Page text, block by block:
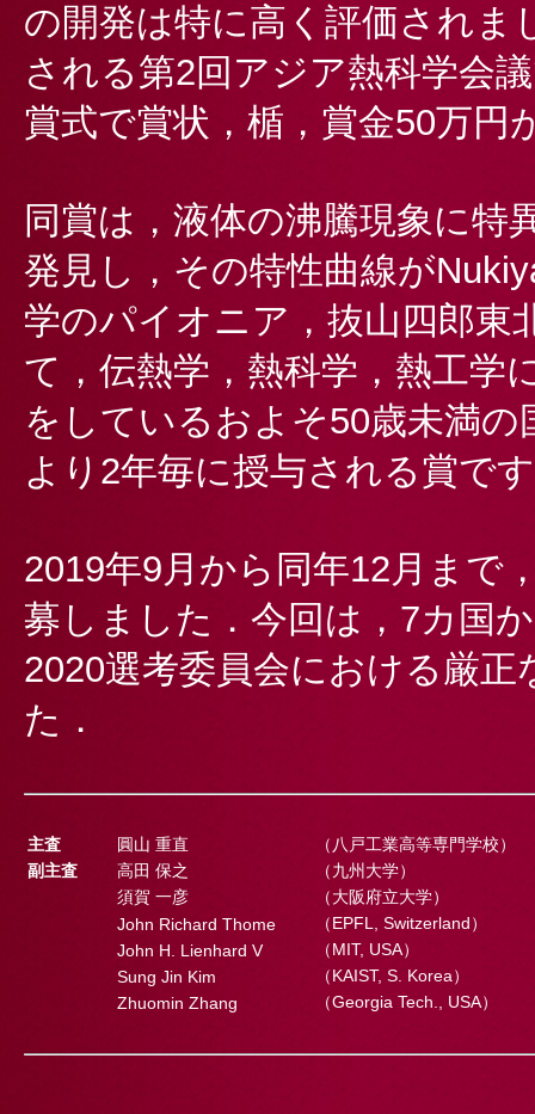
の開発は特に高く評価されま
される第2回アジア熱科学会
賞式で賞状，楯，賞金50万円
同賞は，液体の沸騰現象に
発見し，その特性曲線が
学のパイオニア，抜山四郎東
て，伝熱学，熱科学，熱工学
をしているおよそ50歳未満
より2年毎に授与される賞で
2019年9月から同年12月まで
募しました．今回は，7カ国
2020選考委員会における厳
た．
主査 圓山 重直
（八戸工業高等専門学校）
副主査
高田 保之
（九州大学）
須賀 一彦
（大阪府立大学）
John Richard Thome
（EPFL, Switzerland）
John H. Lienhard V
（MIT, USA）
Sung Jin Kim
（KAIST, S. Korea）
Zhuomin Zhang
（Georgia Tech., USA）